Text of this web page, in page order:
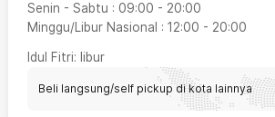
Senin - Sabtu : 09:00 - 20:00
Minggu/Libur Nasional : 12:00 - 20:00
Idul Fitri: libur
Beli langsung/self pickup di kota lainnya